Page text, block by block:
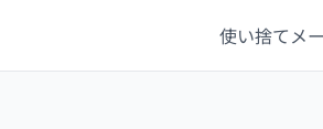
使い捨てメ